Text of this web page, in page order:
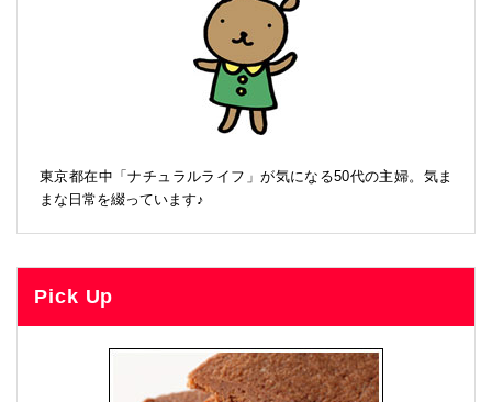
東京都在中「ナチュラルライフ」が気になる50代の主婦。気ま
まな日常を綴っています♪
Pick Up